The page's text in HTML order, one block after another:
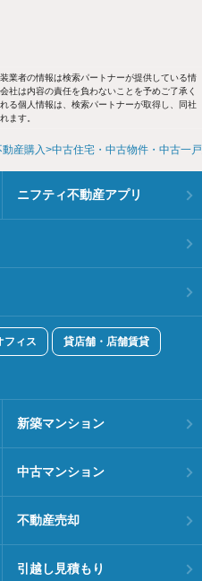
業者の情報は検索パートナーが提供している情
社は内容の責任を負わないことを予めご了承く
る個人情報は、検索パートナーが取得し、同社
ます。
動産購入 中古住宅・中古物件・中古一
ニフティ不動産アプリ
フィス 貸店舗・店舗賃貸
新築マンション
中古マンション
不動産売却
引越し見積もり